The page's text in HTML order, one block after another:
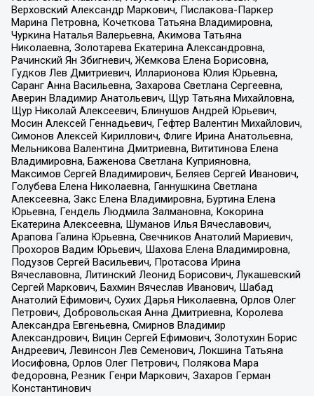
Верховский Александр Маркович, Пислакова-Паркер
Марина Петровна, Кочеткова Татьяна Владимировна,
Чуркина Наталья Валерьевна, Акимова Татьяна
Николаевна, Золотарева Екатерина Александровна,
Рачинский Ян Збигневич, Жемкова Елена Борисовна,
Гудков Лев Дмитриевич, Илларионова Юлия Юрьевна,
Саранг Анна Васильевна, Захарова Светлана Сергеевна,
Аверин Владимир Анатольевич, Щур Татьяна Михайловна,
Щур Николай Алексеевич, Блинушов Андрей Юрьевич,
Мосин Алексей Геннадьевич, Гефтер Валентин Михайлович,
Симонов Алексей Кириллович, Флиге Ирина Анатольевна,
Мельникова Валентина Дмитриевна, Вититинова Елена
Владимировна, Баженова Светлана Куприяновна,
Максимов Сергей Владимирович, Беляев Сергей Иванович,
Голубева Елена Николаевна, Ганнушкина Светлана
Алексеевна, Закс Елена Владимировна, Буртина Елена
Юрьевна, Гендель Людмила Залмановна, Кокорина
Екатерина Алексеевна, Шуманов Илья Вячеславович,
Арапова Галина Юрьевна, Свечников Анатолий Мариевич,
Прохоров Вадим Юрьевич, Шахова Елена Владимировна,
Подузов Сергей Васильевич, Протасова Ирина
Вячеславовна, Литинский Леонид Борисович, Лукашевский
Сергей Маркович, Бахмин Вячеслав Иванович, Шабад
Анатолий Ефимович, Сухих Дарья Николаевна, Орлов Олег
Петрович, Добровольская Анна Дмитриевна, Королева
Александра Евгеньевна, Смирнов Владимир
Александрович, Вицин Сергей Ефимович, Золотухин Борис
Андреевич, Левинсон Лев Семенович, Локшина Татьяна
Иосифовна, Орлов Олег Петрович, Полякова Мара
Федоровна, Резник Генри Маркович, Захаров Герман
Константинович